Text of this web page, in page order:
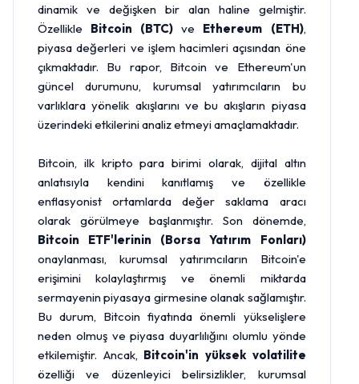
dinamik ve değişken bir alan haline gelmiştir.
Özellikle Bitcoin (BTC) ve Ethereum (ETH),
piyasa değerleri ve işlem hacimleri açısından öne
çıkmaktadır. Bu rapor, Bitcoin ve Ethereum'un
güncel durumunu, kurumsal yatırımcıların bu
varlıklara yönelik akışlarını ve bu akışların piyasa
üzerindeki etkilerini analiz etmeyi amaçlamaktadır.
Bitcoin, ilk kripto para birimi olarak, dijital altın
anlatısıyla kendini kanıtlamış ve özellikle
enflasyonist ortamlarda değer saklama aracı
olarak görülmeye başlanmıştır. Son dönemde,
Bitcoin ETF'lerinin (Borsa Yatırım Fonları)
onaylanması, kurumsal yatırımcıların Bitcoin'e
erişimini kolaylaştırmış ve önemli miktarda
sermayenin piyasaya girmesine olanak sağlamıştır.
Bu durum, Bitcoin fiyatında önemli yükselişlere
neden olmuş ve piyasa duyarlılığını olumlu yönde
etkilemiştir. Ancak, Bitcoin'in yüksek volatilite
özelliği ve düzenleyici belirsizlikler, kurumsal